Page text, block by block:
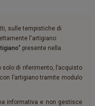
sulle tempistiche di
l'artigiano
presente nella
di riferimento, l’acquisto
l’artigiano tramite modulo
informativa e non gestisce